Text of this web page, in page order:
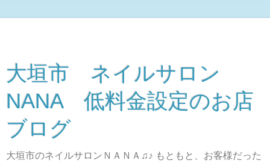
大垣市 ネイルサロン
NANA 低料金設定のお店
ブログ
大垣市のネイルサロンＮＡＮＡ♫♪ もともと、お客様だった